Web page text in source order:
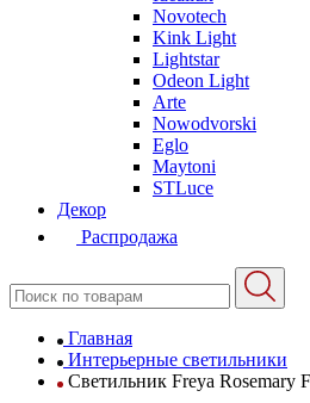
Novotech
Kink Light
Lightstar
Odeon Light
Arte
Nowodvorski
Eglo
Maytoni
STLuce
Декор
Распродажа
Главная
Интерьерные светильники
Светильник Freya Rosemary